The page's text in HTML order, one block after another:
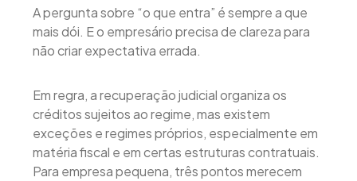
A pergunta sobre “o que entra” é sempre a que
mais dói. E o empresário precisa de clareza para
não criar expectativa errada.
Em regra, a recuperação judicial organiza os
créditos sujeitos ao regime, mas existem
exceções e regimes próprios, especialmente em
matéria fiscal e em certas estruturas contratuais.
Para empresa pequena, três pontos merecem